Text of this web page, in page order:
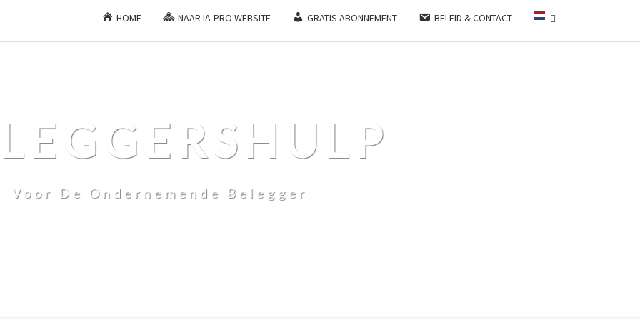
HOME NAAR IA-PRO WEBSITE GRATIS ABONNEMENT BELEID & CONTACT
Voor De Ondernemende Belegger